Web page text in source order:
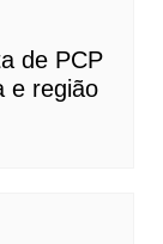
de PCP
e região